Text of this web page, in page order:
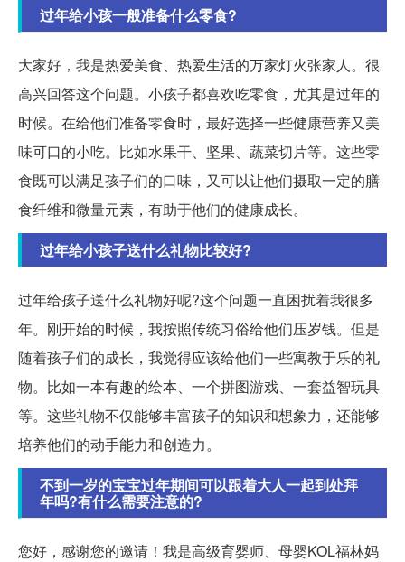
过年给小孩一般准备什么零食?
大家好，我是热爱美食、热爱生活的万家灯火张家人。很
高兴回答这个问题。小孩子都喜欢吃零食，尤其是过年的
时候。在给他们准备零食时，最好选择一些健康营养又美
味可口的小吃。比如水果干、坚果、蔬菜切片等。这些零
食既可以满足孩子们的口味，又可以让他们摄取一定的膳
食纤维和微量元素，有助于他们的健康成长。
过年给小孩子送什么礼物比较好?
过年给孩子送什么礼物好呢?这个问题一直困扰着我很多
年。刚开始的时候，我按照传统习俗给他们压岁钱。但是
随着孩子们的成长，我觉得应该给他们一些寓教于乐的礼
物。比如一本有趣的绘本、一个拼图游戏、一套益智玩具
等。这些礼物不仅能够丰富孩子的知识和想象力，还能够
培养他们的动手能力和创造力。
不到一岁的宝宝过年期间可以跟着大人一起到处拜
年吗?有什么需要注意的?
您好，感谢您的邀请！我是高级育婴师、母婴KOL福林妈